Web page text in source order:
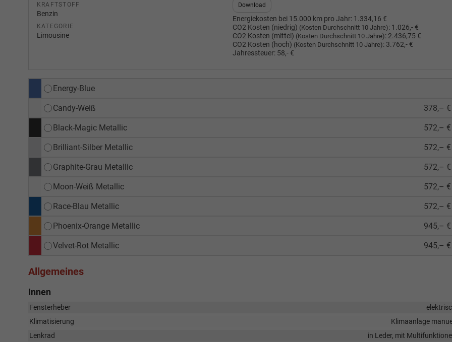
KRAFTSTOFF
Benzin
KATEGORIE
Limousine
Download
Energiekosten bei 15.000 km pro Jahr: 1.334,16 €
CO2 Kosten (niedrig) (Kosten Durchschnitt 10 Jahre): 1.026,- €
CO2 Kosten (mittel) (Kosten Durchschnitt 10 Jahre): 2.436,75 €
CO2 Kosten (hoch) (Kosten Durchschnitt 10 Jahre): 3.762,- €
Jahressteuer: 58,- €
Energy-Blue
Candy-Weiß 378,– €
Black-Magic Metallic 572,– €
Brilliant-Silber Metallic 572,– €
Graphite-Grau Metallic 572,– €
Moon-Weiß Metallic 572,– €
Race-Blau Metallic 572,– €
Phoenix-Orange Metallic 945,– €
Velvet-Rot Metallic 945,– €
Allgemeines
Innen
Fensterheber
Klimatisierung
Klimaanlage
Lenkrad
in Leder, mit